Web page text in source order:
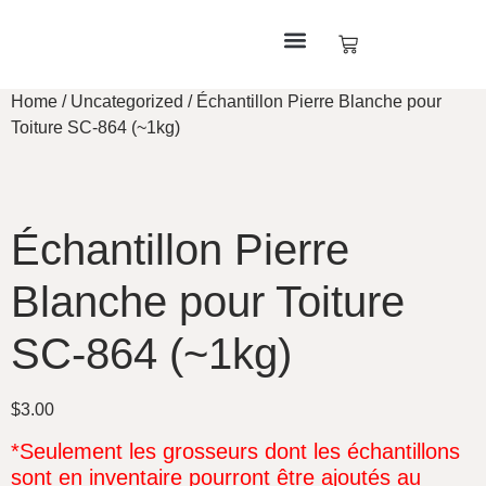
Home / Uncategorized / Échantillon Pierre Blanche pour
Toiture SC-864 (~1kg)
Échantillon Pierre
Blanche pour Toiture
SC-864 (~1kg)
$3.00
*Seulement les grosseurs dont les échantillons
sont en inventaire pourront être ajoutés au